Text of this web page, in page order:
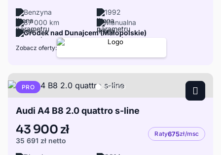
Benzyna
1992
87 000 km
Manualna
Gródek nad Dunajcem (Małopolskie)
Zobacz oferty:
PRO
Audi A4 B8 2.0 quattro s-line
43 900 zł
35 691 zł netto
Raty675zł/msc